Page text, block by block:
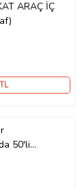
ARAÇ İÇ
50'li